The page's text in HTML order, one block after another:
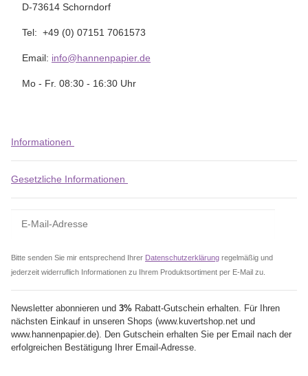
D-73614 Schorndorf
Tel: +49 (0) 07151 7061573
Email: info@hannenpapier.de
Mo - Fr. 08:30 - 16:30 Uhr
Informationen
Gesetzliche Informationen
Bitte senden Sie mir entsprechend Ihrer Datenschutzerklärung regelmäßig und
jederzeit widerruflich Informationen zu Ihrem Produktsortiment per E-Mail zu.
Newsletter abonnieren und 3% Rabatt-Gutschein erhalten. Für Ihren
nächsten Einkauf in unseren Shops (www.kuvertshop.net und
www.hannenpapier.de). Den Gutschein erhalten Sie per Email nach der
erfolgreichen Bestätigung Ihrer Email-Adresse.